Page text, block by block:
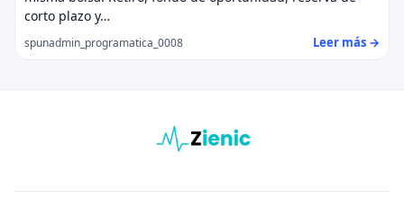
corto plazo y…
spunadmin_programatica_0008 Leer más →